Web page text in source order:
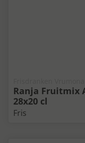
Ranja Fruitmix
28x20 cl
Fris